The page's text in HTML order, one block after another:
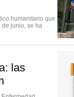
humanitario que
de junio, se ha
las